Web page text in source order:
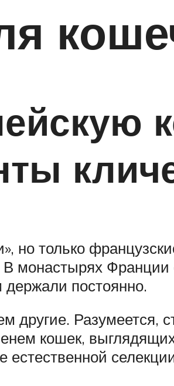
но только
монастырях Франции
постоянно.
другие. Разумеется,
кошек,
естественной